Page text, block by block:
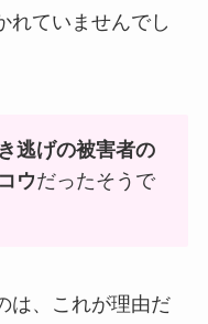
れていませんでし
逃げの被害者の
ウだったそうで
は、これが理由だ